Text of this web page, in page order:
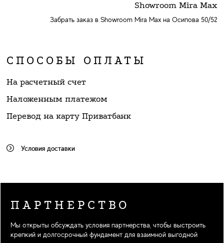
Showroom Mira Max
Забрать заказ в Showroom Mira Max на Осипова 50/52
СПОСОБЫ ОПЛАТЫ
На расчетный счет
Наложенным платежом
Перевод на карту Приватбанк
Условия доставки
ПАРТНЕРСТВО
Мы открыты обсуждать условия партнерства, чтобы выстроить
крепкий и долгосрочный фундамент для взаимной выгодной